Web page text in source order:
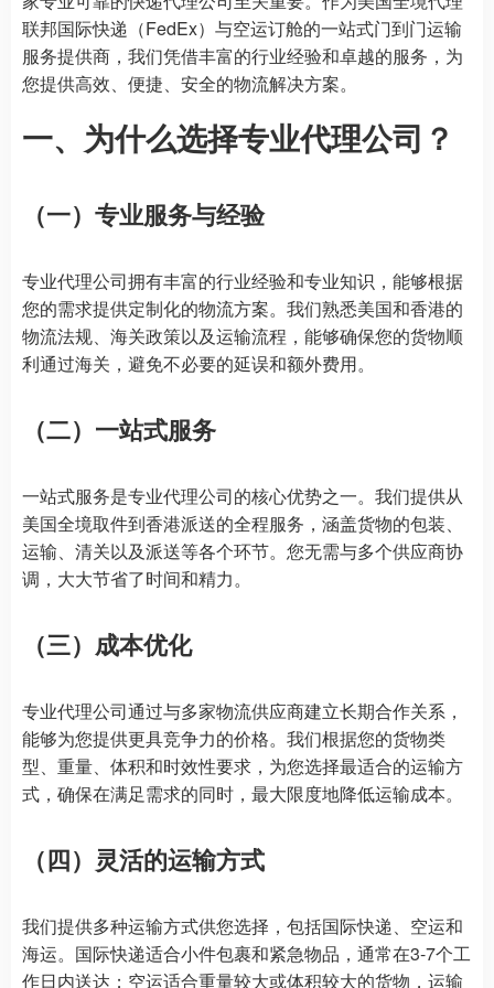
联邦国际快递（FedEx）与空运订舱的一站式门到门运输
服务提供商，我们凭借丰富的行业经验和卓越的服务，为
您提供高效、便捷、安全的物流解决方案。
一、为什么选择专业代理公司？
（一）专业服务与经验
专业代理公司拥有丰富的行业经验和专业知识，能够根据
您的需求提供定制化的物流方案。我们熟悉美国和香港的
物流法规、海关政策以及运输流程，能够确保您的货物顺
利通过海关，避免不必要的延误和额外费用。
（二）一站式服务
一站式服务是专业代理公司的核心优势之一。我们提供从
美国全境取件到香港派送的全程服务，涵盖货物的包装、
运输、清关以及派送等各个环节。您无需与多个供应商协
调，大大节省了时间和精力。
（三）成本优化
专业代理公司通过与多家物流供应商建立长期合作关系，
能够为您提供更具竞争力的价格。我们根据您的货物类
型、重量、体积和时效性要求，为您选择最适合的运输方
式，确保在满足需求的同时，最大限度地降低运输成本。
（四）灵活的运输方式
我们提供多种运输方式供您选择，包括国际快递、空运和
海运。国际快递适合小件包裹和紧急物品，通常在3-7个工
作日内送达；空运适合重量较大或体积较大的货物，运输